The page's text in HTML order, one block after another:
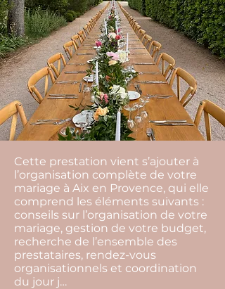
Cette prestation vient s’ajouter à
l’organisation complète de votre
mariage à Aix en Provence, qui elle
comprend les éléments suivants :
conseils sur l’organisation de votre
mariage, gestion de votre budget,
recherche de l’ensemble des
prestataires, rendez-vous
organisationnels et coordination
du jour j…